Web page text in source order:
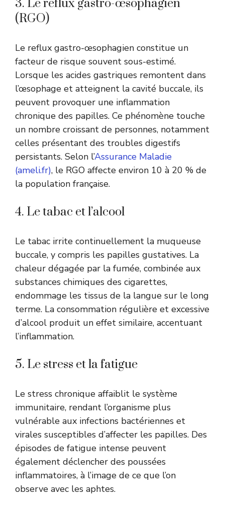
3. Le reflux gastro-œsophagien
(RGO)
Le reflux gastro-œsophagien constitue un
facteur de risque souvent sous-estimé.
Lorsque les acides gastriques remontent dans
l’œsophage et atteignent la cavité buccale, ils
peuvent provoquer une inflammation
chronique des papilles. Ce phénomène touche
un nombre croissant de personnes, notamment
celles présentant des troubles digestifs
persistants. Selon l’Assurance Maladie
(ameli.fr), le RGO affecte environ 10 à 20 % de
la population française.
4. Le tabac et l’alcool
Le tabac irrite continuellement la muqueuse
buccale, y compris les papilles gustatives. La
chaleur dégagée par la fumée, combinée aux
substances chimiques des cigarettes,
endommage les tissus de la langue sur le long
terme. La consommation régulière et excessive
d’alcool produit un effet similaire, accentuant
l’inflammation.
5. Le stress et la fatigue
Le stress chronique affaiblit le système
immunitaire, rendant l’organisme plus
vulnérable aux infections bactériennes et
virales susceptibles d’affecter les papilles. Des
épisodes de fatigue intense peuvent
également déclencher des poussées
inflammatoires, à l’image de ce que l’on
observe avec les aphtes.